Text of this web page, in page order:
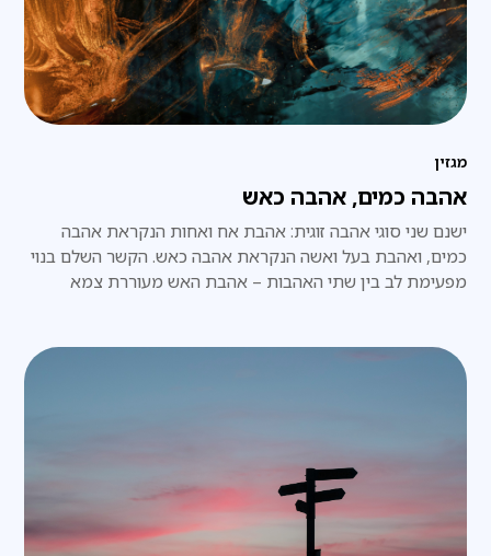
מגזין
אהבה כמים, אהבה כאש
ישנם שני סוגי אהבה זוגית: אהבת אח ואחות הנקראת אהבה
כמים, ואהבת בעל ואשה הנקראת אהבה כאש. הקשר השלם בנוי
מפעימת לב בין שתי האהבות – אהבת האש מעוררת צמא